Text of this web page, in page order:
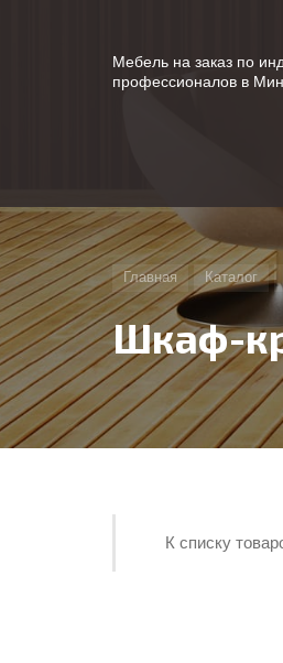
Мебель на заказ по
профессионалов в
Главная Каталог
Шкаф-
К списку